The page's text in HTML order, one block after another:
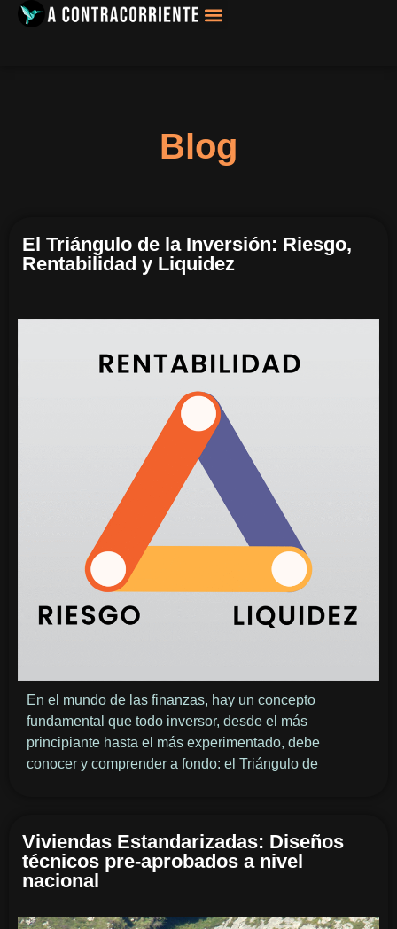
Blog
El Triángulo de la Inversión: Riesgo,
Rentabilidad y Liquidez
En el mundo de las finanzas, hay un concepto
fundamental que todo inversor, desde el más
principiante hasta el más experimentado, debe
conocer y comprender a fondo: el Triángulo de
Viviendas Estandarizadas: Diseños
técnicos pre-aprobados a nivel
nacional